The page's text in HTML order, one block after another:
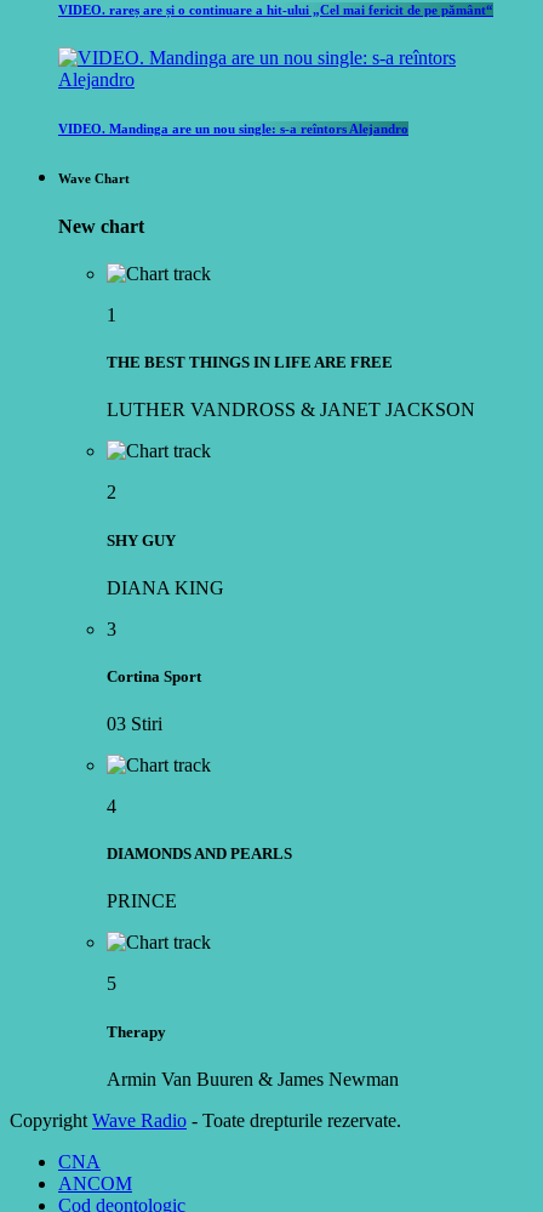
VIDEO. rareș are și o continuare a hit-ului „Cel mai fericit de pe pământ“
VIDEO. Mandinga are un nou single: s-a reîntors Alejandro
Wave Chart
New chart
1
THE BEST THINGS IN LIFE ARE FREE
LUTHER VANDROSS & JANET JACKSON
2
SHY GUY
DIANA KING
3
Cortina Sport
03 Stiri
4
DIAMONDS AND PEARLS
PRINCE
5
Therapy
Armin Van Buuren & James Newman
Copyright Wave Radio - Toate drepturile rezervate.
CNA
ANCOM
Cod deontologic